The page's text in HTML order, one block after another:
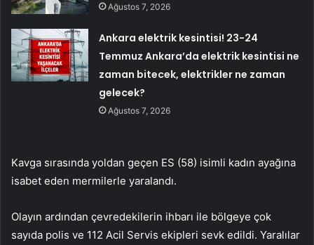
Ağustos 7, 2026
Ankara elektrik kesintisi! 23-24
Temmuz Ankara’da elektrik kesintisi ne
zaman bitecek, elektrikler ne zaman
gelecek?
Ağustos 7, 2026
Kavga sırasında yoldan geçen ES (58) isimli kadın ayağına
isabet eden mermilerle yaralandı.
Olayın ardından çevredekilerin ihbarı ile bölgeye çok
sayıda polis ve 112 Acil Servis ekipleri sevk edildi. Yaralılar